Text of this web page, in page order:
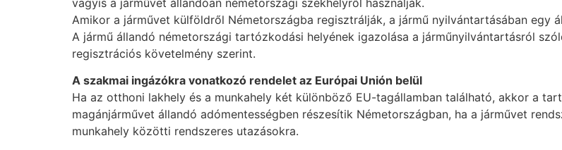
Amikor a járművet külföldről Németországba regisztrálják, a jármű nyilvántartásában egy
A jármű állandó németországi tartózkodási helyének igazolása a járműnyilvántartásról
regisztrációs követelmény szerint.
A szakmai ingázókra vonatkozó rendelet az Európai Unión belül
Ha az otthoni lakhely és a munkahely két különböző EU-tagállamban található, akkor a
magánjárművet állandó adómentességben részesítik Németországban, ha a járművet
munkahely közötti rendszeres utazásokra.